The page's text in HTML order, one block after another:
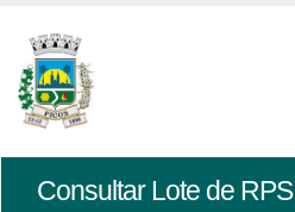
Consultar Lote de RPS